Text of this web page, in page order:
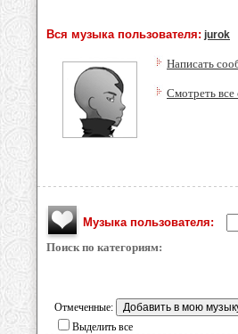
Вся музыка пользователя: jurok
Написать
Смотреть все
Музыка пользователя:
Поиск по категориям:
Отмеченные:
Выделить все